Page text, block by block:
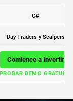
C#
Day Traders y Scalpers
Comience a Invertir
PROBAR DEMO GRATUITA